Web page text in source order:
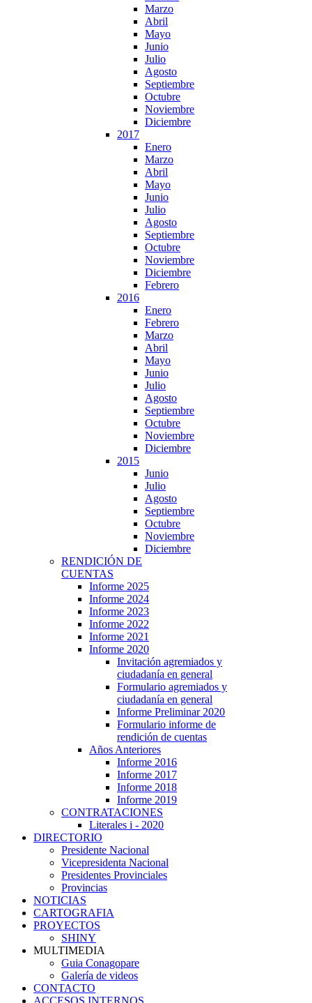
Marzo
Abril
Mayo
Junio
Julio
Agosto
Septiembre
Octubre
Noviembre
Diciembre
2017
Enero
Marzo
Abril
Mayo
Junio
Julio
Agosto
Septiembre
Octubre
Noviembre
Diciembre
Febrero
2016
Enero
Febrero
Marzo
Abril
Mayo
Junio
Julio
Agosto
Septiembre
Octubre
Noviembre
Diciembre
2015
Junio
Julio
Agosto
Septiembre
Octubre
Noviembre
Diciembre
RENDICIÓN DE
CUENTAS
Informe 2025
Informe 2024
Informe 2023
Informe 2022
Informe 2021
Informe 2020
Invitación agremiados y
ciudadanía en general
Formulario agremiados y
ciudadanía en general
Informe Preliminar 2020
Formulario informe de
rendición de cuentas
Años Anteriores
Informe 2016
Informe 2017
Informe 2018
Informe 2019
CONTRATACIONES
Literales i - 2020
DIRECTORIO
Presidente Nacional
Vicepresidenta Nacional
Presidentes Provinciales
Provincias
NOTICIAS
CARTOGRAFIA
PROYECTOS
SHINY
MULTIMEDIA
Guia Conagopare
Galería de videos
CONTACTO
ACCESOS INTERNOS